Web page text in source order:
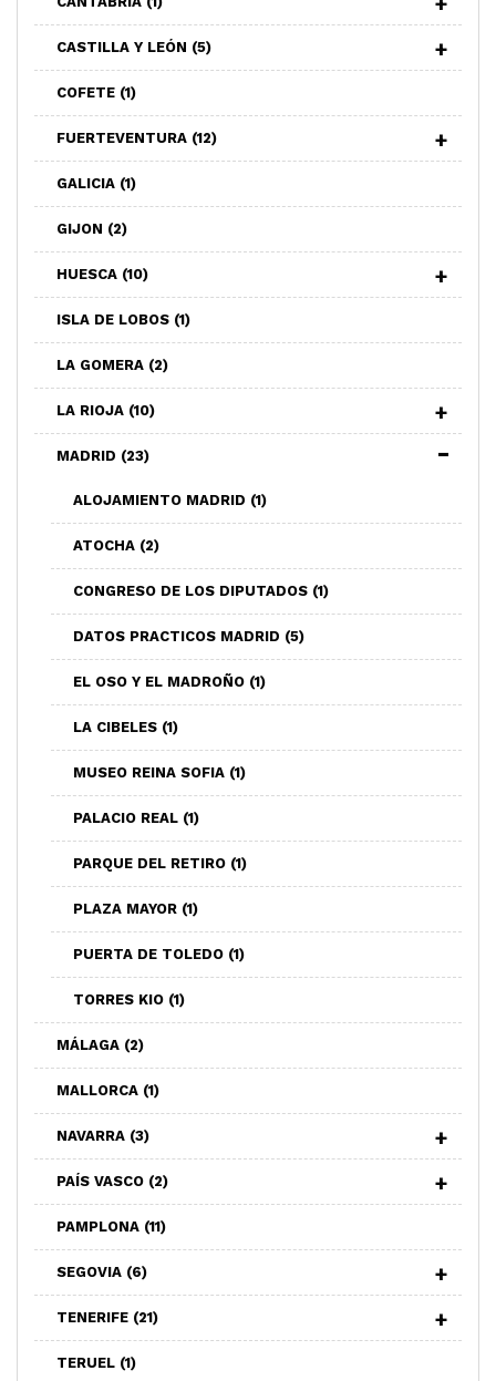
CASTILLA Y LEÓN (5)
COFETE (1)
FUERTEVENTURA (12)
GALICIA (1)
GIJON (2)
HUESCA (10)
ISLA DE LOBOS (1)
LA GOMERA (2)
LA RIOJA (10)
MADRID (23)
ALOJAMIENTO MADRID (1)
ATOCHA (2)
CONGRESO DE LOS DIPUTADOS (1)
DATOS PRACTICOS MADRID (5)
EL OSO Y EL MADROÑO (1)
LA CIBELES (1)
MUSEO REINA SOFIA (1)
PALACIO REAL (1)
PARQUE DEL RETIRO (1)
PLAZA MAYOR (1)
PUERTA DE TOLEDO (1)
TORRES KIO (1)
MÁLAGA (2)
MALLORCA (1)
NAVARRA (3)
PAÍS VASCO (2)
PAMPLONA (11)
SEGOVIA (6)
TENERIFE (21)
TERUEL (1)